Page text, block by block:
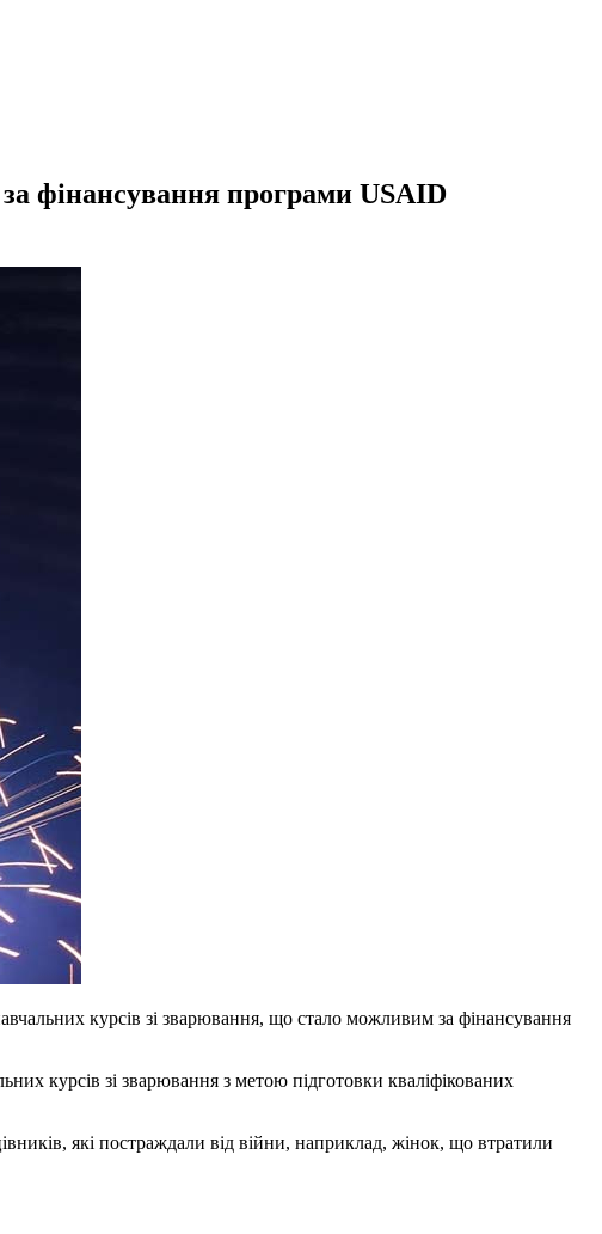
фінансування програми USAID
курсів зі зварювання, що стало можливим за фінансування
курсів зі зварювання з метою підготовки кваліфікованих
які постраждали від війни, наприклад, жінок, що втратили